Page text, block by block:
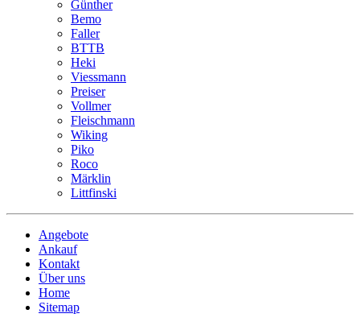
Günther
Bemo
Faller
BTTB
Heki
Viessmann
Preiser
Vollmer
Fleischmann
Wiking
Piko
Roco
Märklin
Littfinski
Angebote
Ankauf
Kontakt
Über uns
Home
Sitemap